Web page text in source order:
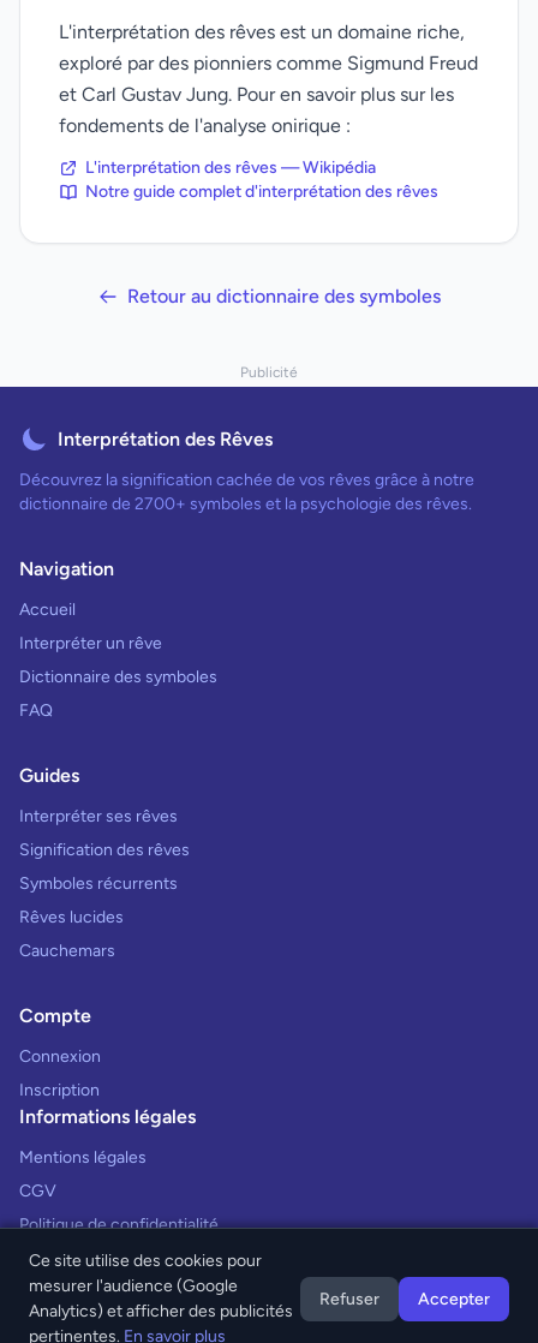
L'interprétation des rêves est un domaine riche,
exploré par des pionniers comme Sigmund Freud
et Carl Gustav Jung. Pour en savoir plus sur les
fondements de l'analyse onirique :
L'interprétation des rêves — Wikipédia
Notre guide complet d'interprétation des rêves
Retour au dictionnaire des symboles
Publicité
Interprétation des Rêves
Découvrez la signification cachée de vos rêves grâce à notre
dictionnaire de 2700+ symboles et la psychologie des rêves.
Navigation
Accueil
Interpréter un rêve
Dictionnaire des symboles
FAQ
Guides
Interpréter ses rêves
Signification des rêves
Symboles récurrents
Rêves lucides
Cauchemars
Compte
Connexion
Inscription
Informations légales
Mentions légales
CGV
Politique de confidentialité
© 2026 Interprétation des Rêves. Tous droits réservés.
Ce site utilise des cookies pour
mesurer l'audience (Google
Analytics) et afficher des publicités
pertinentes. En savoir plus
Refuser Accepter